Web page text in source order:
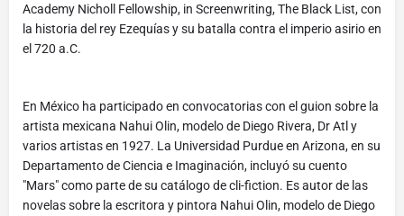
Academy Nicholl Fellowship, in Screenwriting, The Black List, con
la historia del rey Ezequías y su batalla contra el imperio asirio en
el 720 a.C.
En México ha participado en convocatorias con el guion sobre la
artista mexicana Nahui Olin, modelo de Diego Rivera, Dr Atl y
varios artistas en 1927. La Universidad Purdue en Arizona, en su
Departamento de Ciencia e Imaginación, incluyó su cuento
"Mars" como parte de su catálogo de cli-fiction. Es autor de las
novelas sobre la escritora y pintora Nahui Olin, modelo de Diego